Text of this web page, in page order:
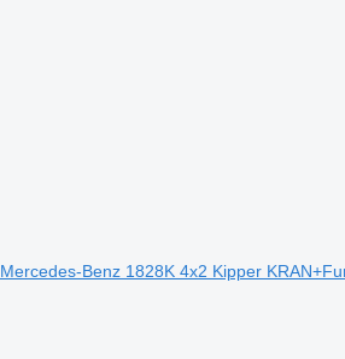
Mercedes-Benz 1828K 4x2 Kipper